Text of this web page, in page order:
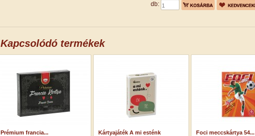
db:
Kapcsolódó termékek
Prémium francia... Kártyajáték A mi esténk Foci meccskártya 54...